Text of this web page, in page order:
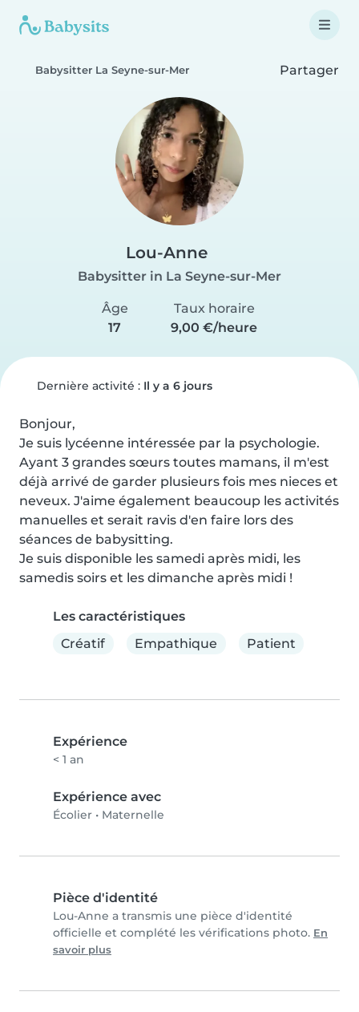
Babysitter La Seyne-sur-Mer Partager
Lou-Anne
Babysitter in La Seyne-sur-Mer
Âge
17
Taux horaire
9,00 €/heure
Dernière activité : Il y a 6 jours
Bonjour,
Je suis lycéenne intéressée par la psychologie.
Ayant 3 grandes sœurs toutes mamans, il m'est
déjà arrivé de garder plusieurs fois mes nieces et
neveux. J'aime également beaucoup les activités
manuelles et serait ravis d'en faire lors des
séances de babysitting.
Je suis disponible les samedi après midi, les
samedis soirs et les dimanche après midi !
Les caractéristiques
Créatif
Empathique Patient
Expérience
< 1 an
Expérience avec
Écolier • Maternelle
Pièce d'identité
Lou-Anne a transmis une pièce d'identité
officielle et complété les vérifications photo. En
savoir plus